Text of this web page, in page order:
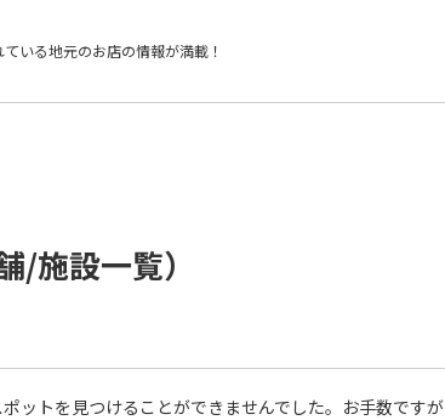
いる地元のお店の情報が満載！
/施設一覧）
ットを見つけることができませんでした。お手数ですが